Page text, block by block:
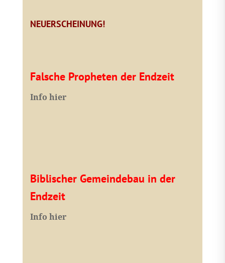
NEUERSCHEINUNG!
Falsche Propheten der Endzeit
Info hier
Biblischer Gemeindebau in der
Endzeit
Info hier